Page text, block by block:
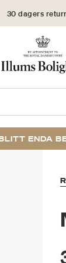
30 dagers
ENDA